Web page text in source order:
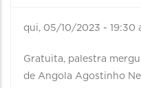
qui, 05/10/2023 - 19:30
Gratuita, palestra
de Angola Agostinho